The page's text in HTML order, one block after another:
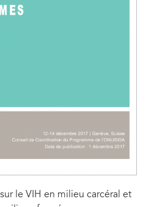
le VIH en milieu carcéral et